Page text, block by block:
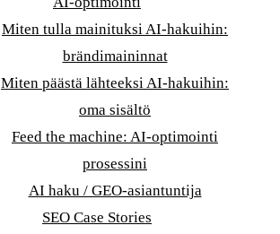
Miten tulla mainituksi AI-hakuihin:
brändimaininnat
Miten päästä lähteeksi AI-hakuihin:
oma sisältö
Feed the machine: AI-optimointi
prosessini
AI haku / GEO-asiantuntija
SEO Case Stories